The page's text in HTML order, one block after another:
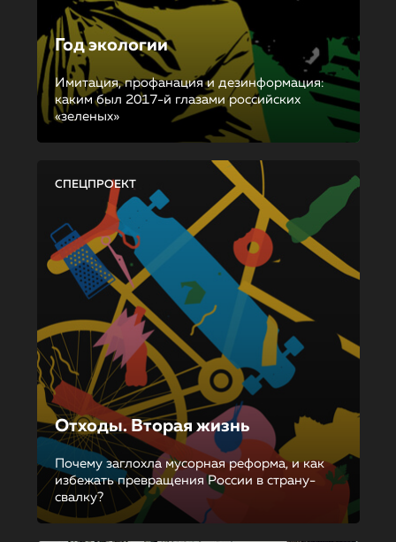
Год экологии
Имитация, профанация и дезинформация:
каким был 2017-й глазами российских
«зеленых»
СПЕЦПРОЕКТ
Отходы. Вторая жизнь
Почему заглохла мусорная реформа, и как
избежать превращения России в страну-
свалку?